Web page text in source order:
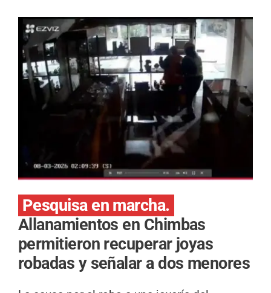
Pesquisa en marcha.
Allanamientos en Chimbas
permitieron recuperar joyas
robadas y señalar a dos menores